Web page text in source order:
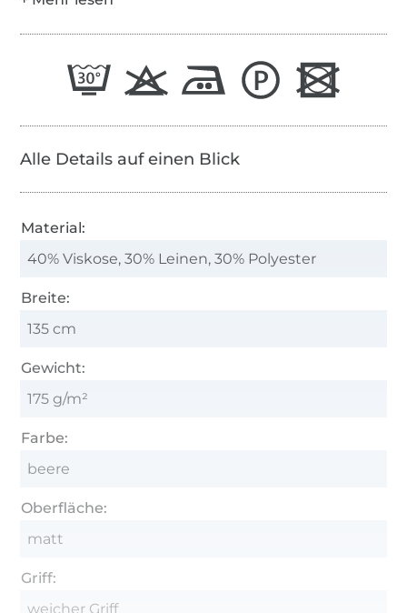
Alle Details auf einen Blick
Material:
40% Viskose, 30% Leinen, 30% Polyester
Breite:
135 cm
Gewicht:
175 g/m²
Farbe:
beere
Oberfläche:
matt
Griff:
weicher Griff